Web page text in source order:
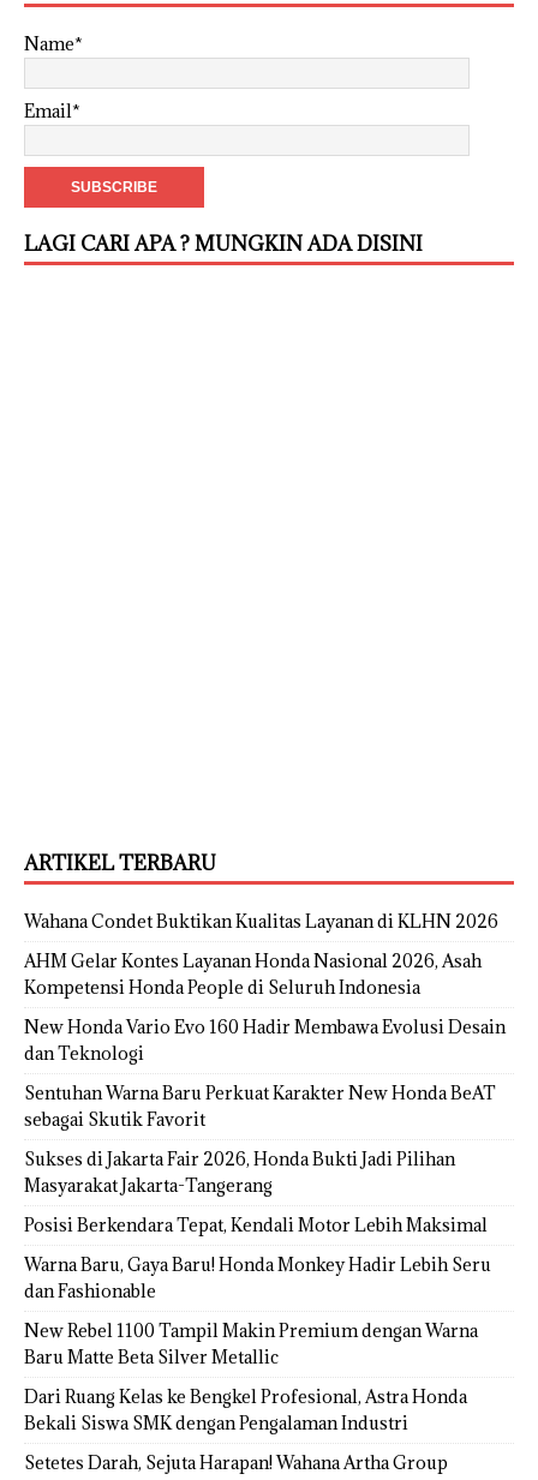
Name*
Email*
LAGI CARI APA ? MUNGKIN ADA DISINI
ARTIKEL TERBARU
Wahana Condet Buktikan Kualitas Layanan di KLHN 2026
AHM Gelar Kontes Layanan Honda Nasional 2026, Asah
Kompetensi Honda People di Seluruh Indonesia
New Honda Vario Evo 160 Hadir Membawa Evolusi Desain
dan Teknologi
Sentuhan Warna Baru Perkuat Karakter New Honda BeAT
sebagai Skutik Favorit
Sukses di Jakarta Fair 2026, Honda Bukti Jadi Pilihan
Masyarakat Jakarta-Tangerang
Posisi Berkendara Tepat, Kendali Motor Lebih Maksimal
Warna Baru, Gaya Baru! Honda Monkey Hadir Lebih Seru
dan Fashionable
New Rebel 1100 Tampil Makin Premium dengan Warna
Baru Matte Beta Silver Metallic
Dari Ruang Kelas ke Bengkel Profesional, Astra Honda
Bekali Siswa SMK dengan Pengalaman Industri
Setetes Darah, Sejuta Harapan! Wahana Artha Group